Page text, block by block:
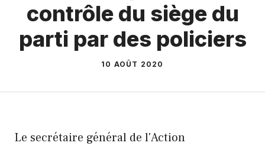
contrôle du siège du
parti par des policiers
10 AOÛT 2020
Le secrétaire général de l'Action